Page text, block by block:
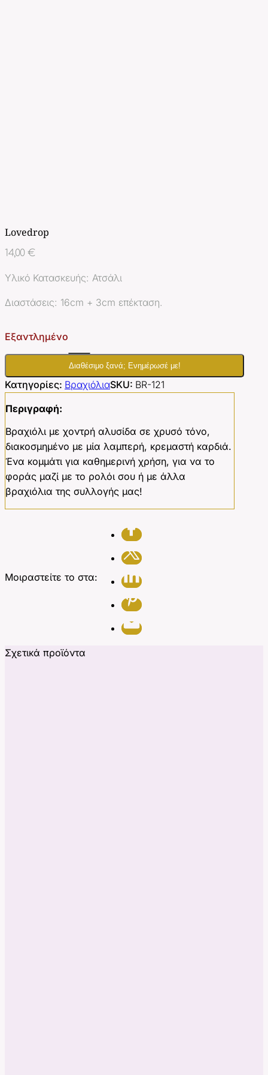
Lovedrop
14,00 €
Υλικό Κατασκευής: Ατσάλι
Διαστάσεις: 16cm + 3cm επέκταση.
Εξαντλημένο
Διαθέσιμο ξανά; Ενημέρωσέ με!
Κατηγορίες: ΒραχιόλιαSKU: BR-121
Περιγραφή:
Βραχιόλι με χοντρή αλυσίδα σε χρυσό τόνο,
διακοσμημένο με μία λαμπερή, κρεμαστή καρδιά.
Ένα κομμάτι για καθημερινή χρήση, για να το
φοράς μαζί με το ρολόι σου ή με άλλα
βραχιόλια της συλλογής μας!
Μοιραστείτε το στα:
Σχετικά προϊόντα